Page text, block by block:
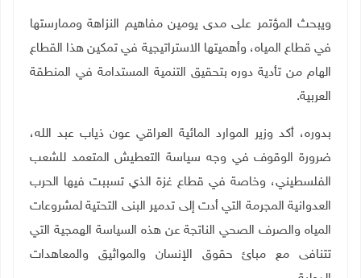
ويبحث المؤتمر على مدى يومين مفاهيم النزاهة وممارستها
في قطاع المياه، وأهميتها الاستراتيجية في تمكين هذا القطاع
الهام من تأدية دوره بتحقيق التنمية المستدامة في المنطقة
العربية.
بدوره، أكد وزير الموارد المائية العراقي عون ذياب عبد الله،
ضرورة الوقوف في وجه سياسة التعطيش المتعمد للشعب
الفلسطيني، وخاصة في قطاع غزة الذي تسببت فيها الحرب
العدوانية المجرمة التي أدت إلى تدمير البنى التحتية لمشروعات
المياه والصرف الصحي الناتجة عن هذه السياسة الهمجية التي
تتنافى مع مبائ حقوق الإنسان والمواثيق والمعاهدات